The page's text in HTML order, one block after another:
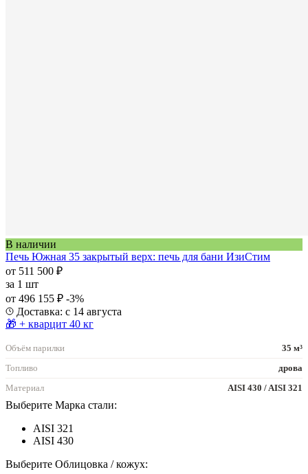
В наличии
Печь Южная 35 закрытый верх: печь для бани ИзиСтим
от 511 500 ₽
за 1 шт
от 496 155 ₽ -3%
Доставка: с 14 августа
🎁 + кварцит 40 кг
Объём парилки
35 м³
Топливо
дрова
Материал
AISI 430 / AISI 321
Выберите Марка стали:
AISI 321
AISI 430
Выберите Облицовка / кожух: